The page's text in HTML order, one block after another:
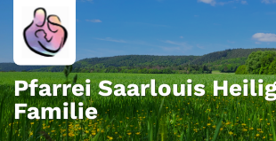
Zum Inhalt springen
Pfarrei Saarlouis
Familie